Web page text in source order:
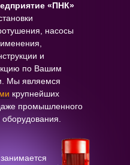
«ПНК»
насосы
и
по Вашим
Мы являемся
крупнейших
промышленного